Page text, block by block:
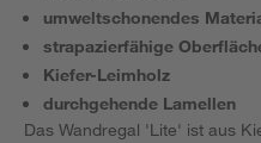
umweltschonendes
strapazierfähige
Kiefer-Leimholz
durchgehende Lamellen
Das Wandregal 'Lite' ist aus